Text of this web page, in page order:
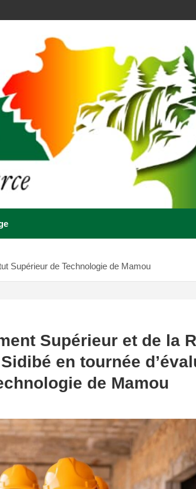
Supérieur de Technologie de Mamou
Supérieur et de la
en tournée
de Mamou